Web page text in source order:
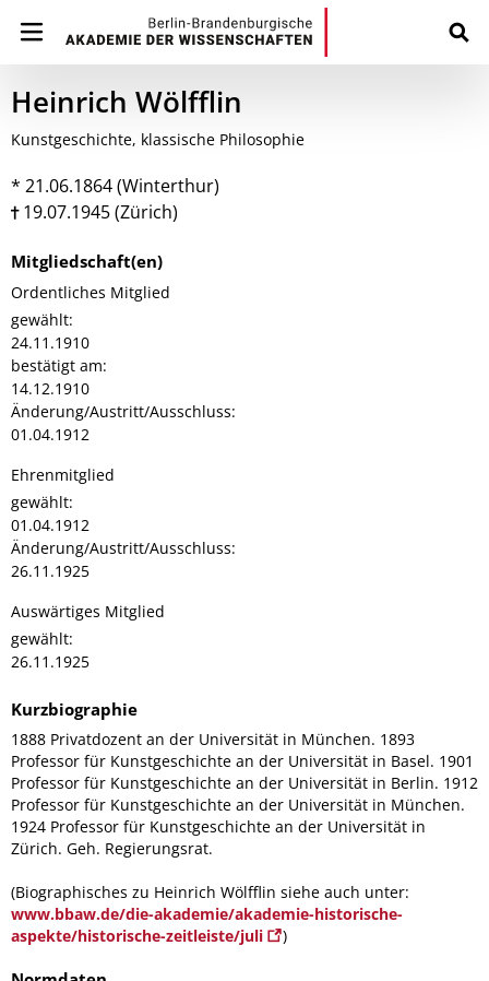
Heinrich Wölfflin
Kunstgeschichte, klassische Philosophie
* 21.06.1864 (Winterthur)
19.07.1945 (Zürich)
Mitgliedschaft(en)
Ordentliches Mitglied
gewählt:
24.11.1910
bestätigt am:
14.12.1910
Änderung/Austritt/Ausschluss:
01.04.1912
Ehrenmitglied
gewählt:
01.04.1912
Änderung/Austritt/Ausschluss:
26.11.1925
Auswärtiges Mitglied
gewählt:
26.11.1925
Kurzbiographie
1888 Privatdozent an der Universität in München. 1893
Professor für Kunstgeschichte an der Universität in Basel. 1901
Professor für Kunstgeschichte an der Universität in Berlin. 1912
Professor für Kunstgeschichte an der Universität in München.
1924 Professor für Kunstgeschichte an der Universität in
Zürich. Geh. Regierungsrat.
(Biographisches zu Heinrich Wölfflin siehe auch unter:
www.bbaw.de/die-akademie/akademie-historische-
aspekte/historische-zeitleiste/juli
)